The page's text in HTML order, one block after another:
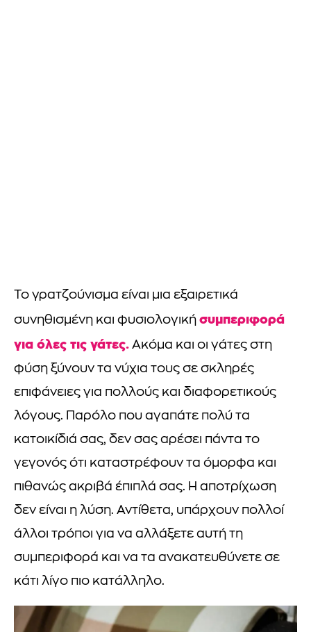
Το γρατζούνισμα είναι μια εξαιρετικά
συνηθισμένη και φυσιολογική συμπεριφορά
για όλες τις γάτες. Ακόμα και οι γάτες στη
φύση ξύνουν τα νύχια τους σε σκληρές
επιφάνειες για πολλούς και διαφορετικούς
λόγους. Παρόλο που αγαπάτε πολύ τα
κατοικίδιά σας, δεν σας αρέσει πάντα το
γεγονός ότι καταστρέφουν τα όμορφα και
πιθανώς ακριβά έπιπλά σας. Η αποτρίχωση
δεν είναι η λύση. Αντίθετα, υπάρχουν πολλοί
άλλοι τρόποι για να αλλάξετε αυτή τη
συμπεριφορά και να τα ανακατευθύνετε σε
κάτι λίγο πιο κατάλληλο.